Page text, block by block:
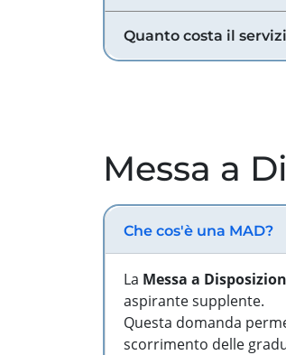
Quanto costa il
Messa a
Che cos'è una MAD?
La Messa a
aspirante supplente.
Questa domanda
scorrimento delle